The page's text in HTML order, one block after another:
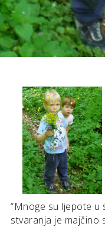
“Mnoge su ljepote u
stvaranja je majčino